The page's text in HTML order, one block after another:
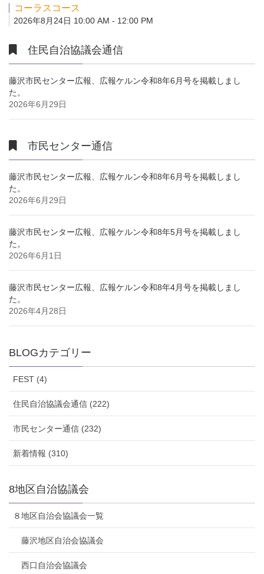
コーラスコース
2026年8月24日 10:00 AM - 12:00 PM
住民自治協議会通信
藤沢市民センター広報、広報ケルン令和8年6月号を掲載しまし
た。
2026年6月29日
市民センター通信
藤沢市民センター広報、広報ケルン令和8年6月号を掲載しまし
た。
2026年6月29日
藤沢市民センター広報、広報ケルン令和8年5月号を掲載しまし
た。
2026年6月1日
藤沢市民センター広報、広報ケルン令和8年4月号を掲載しまし
た。
2026年4月28日
BLOGカテゴリー
FEST (4)
住民自治協議会通信 (222)
市民センター通信 (232)
新着情報 (310)
8地区自治協議会
８地区自治会協議会一覧
藤沢地区自治会協議会
西口自治会協議会